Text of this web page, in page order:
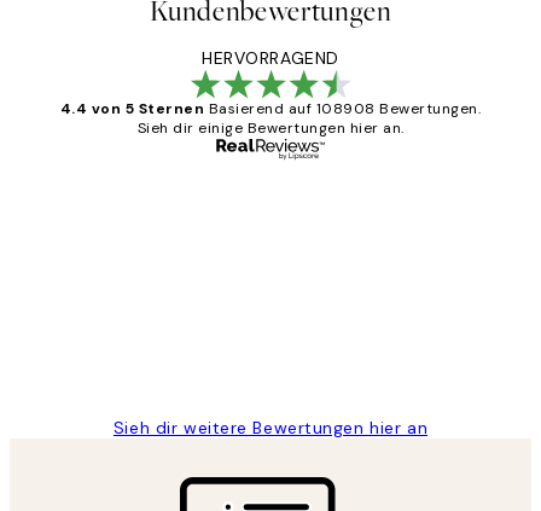
Kundenbewertungen
HERVORRAGEND
4.4 von 5 Sternen Basierend auf 108908 Bewertungen.
Sieh dir einige Bewertungen hier an.
Sieh dir weitere Bewertungen hier an